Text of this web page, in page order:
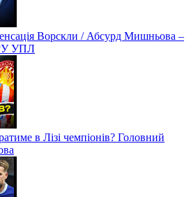
Ворскли / Абсурд Мишньова –
УПЛ
в Лізі чемпіонів? Головний